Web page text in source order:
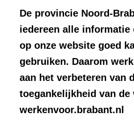
De provincie Noord-
iedereen alle informatie
op onze website goed
gebruiken. Daarom
aan het verbeteren van
toegankelijkheid van de
werkenvoor.brabant.nl